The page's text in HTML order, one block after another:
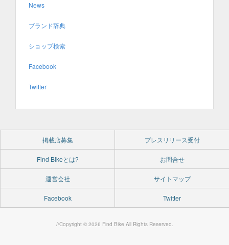
News
ブランド辞典
ショップ検索
Facebook
Twitter
掲載店募集 プレスリリース受付
Find Bikeとは? お問合せ
運営会社 サイトマップ
Facebook Twitter
//Copyright © 2026 Find Bike All Rights Reserved.